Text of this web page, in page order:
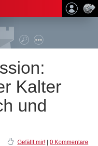
Kalter
und
Gefällt mir! 0 Kommentare